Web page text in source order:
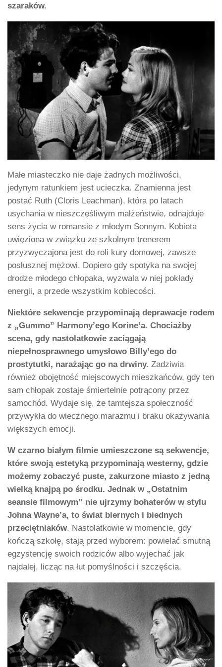
szaraków.
Małe miasteczko nie daje żadnych możliwości,
jedynym ratunkiem jest ucieczka. Znamienna jest
postać Ruth (Cloris Leachman), która po latach
usychania w nieszczęśliwym małżeństwie, odnajduje
sens życia w romansie z młodym Sonnym. Kobieta
uwięziona w związku ze szkolnym trenerem
przyzwyczajona jest do roli kury domowej, zawsze
posłusznej mężowi. Dopiero gdy spotyka na swojej
drodze młodego chłopaka, wyzwala w niej pokłady
energii, a przede wszystkim kobiecości.
Niektóre sekwencje przypominają deprawacje rodem
z „Gummo” Harmony’ego Korine’a. Chociażby
scena, gdy nastolatkowie zaciągają
niepełnosprawnego umysłowo Billy’ego do
prostytutki, narażając go na drwiny. Zadziwia
również obojętność miejscowych mieszkańców, gdy ten
sam chłopak zostaje śmiertelnie potrącony przez
samochód. Wydaje się, że tamtejsza społeczność
przywykła do wiecznego marazmu i braku okazywania
większych emocji.
W czarno białym filmie umieszczone są sekwencje,
które swoją estetyką przypominają westerny, gdzie
możemy zobaczyć puste, zakurzone miasto z jedną
wielką knajpą po środku. Jednak w „Ostatnim
seansie filmowym” nie ujrzymy bohaterów w stylu
Johna Wayne’a, to świat biernych i biednych
przeciętniaków. Nastolatkowie w momencie, gdy
kończą szkołę, stają przed wyborem: powielać smutną
egzystencję swoich rodziców albo wyjechać jak
najdalej, licząc na łut pomyślności i szczęścia.